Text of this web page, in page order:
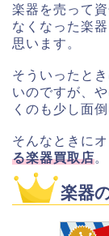
楽器を売って
なくなった楽
思います。
そういったと
いのですが、
くのも少し面
そんなときに
る楽器買取店。
楽器